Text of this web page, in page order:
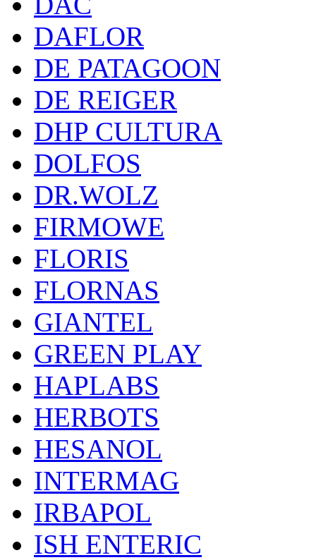
DAFLOR
DE PATAGOON
DE REIGER
DHP CULTURA
DOLFOS
DR.WOLZ
FIRMOWE
FLORIS
FLORNAS
GIANTEL
GREEN PLAY
HAPLABS
HERBOTS
HESANOL
INTERMAG
IRBAPOL
ISH ENTERIC